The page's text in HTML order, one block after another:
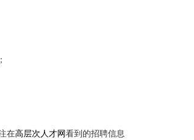
在高层次人才网看到的招聘信息